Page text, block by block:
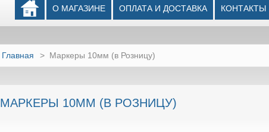
КОНТАКТЫ
ОПЛАТА И ДОСТАВКА
О МАГАЗИНЕ
Главная > Маркеры 10мм (в Розницу)
МАРКЕРЫ 10ММ (В РОЗНИЦУ)